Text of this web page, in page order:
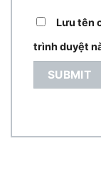
Lưu tên
trình duyệt